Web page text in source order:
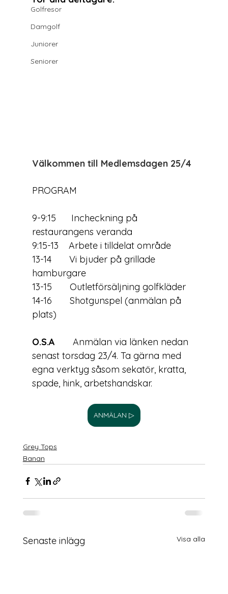
Golfresor
Damgolf
Juniorer
Seniorer
Välkommen till Medlemsdagen 25/4
PROGRAM
9-9:15      Incheckning på
restaurangens veranda
9:15-13    Arbete i tilldelat område
13-14       Vi bjuder på grillade
hamburgare
13-15       Outletförsäljning golfkläder
14-16       Shotgunspel (anmälan på
plats)
O.S.A
       Anmälan via länken nedan
senast torsdag 23/4. Ta gärna med
egna verktyg såsom sekatör, kratta,
spade, hink, arbetshandskar.
ANMÄLAN ▷
Grey Tops
Banan
Senaste inlägg Visa alla